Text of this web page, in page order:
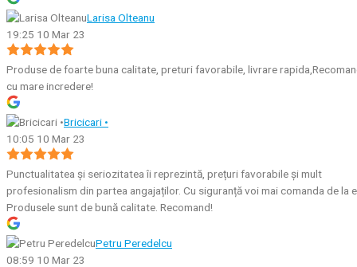
Larisa Olteanu
19:25 10 Mar 23
Produse de foarte buna calitate, preturi favorabile, livrare
cu mare incredere!
Bricicari •
10:05 10 Mar 23
Punctualitatea și seriozitatea îi reprezintă, prețuri favorabile și mult
profesionalism din partea angajaților. Cu siguranță voi mai comanda de la
Produsele sunt de bună calitate. Recomand!
Petru Peredelcu
08:59 10 Mar 23